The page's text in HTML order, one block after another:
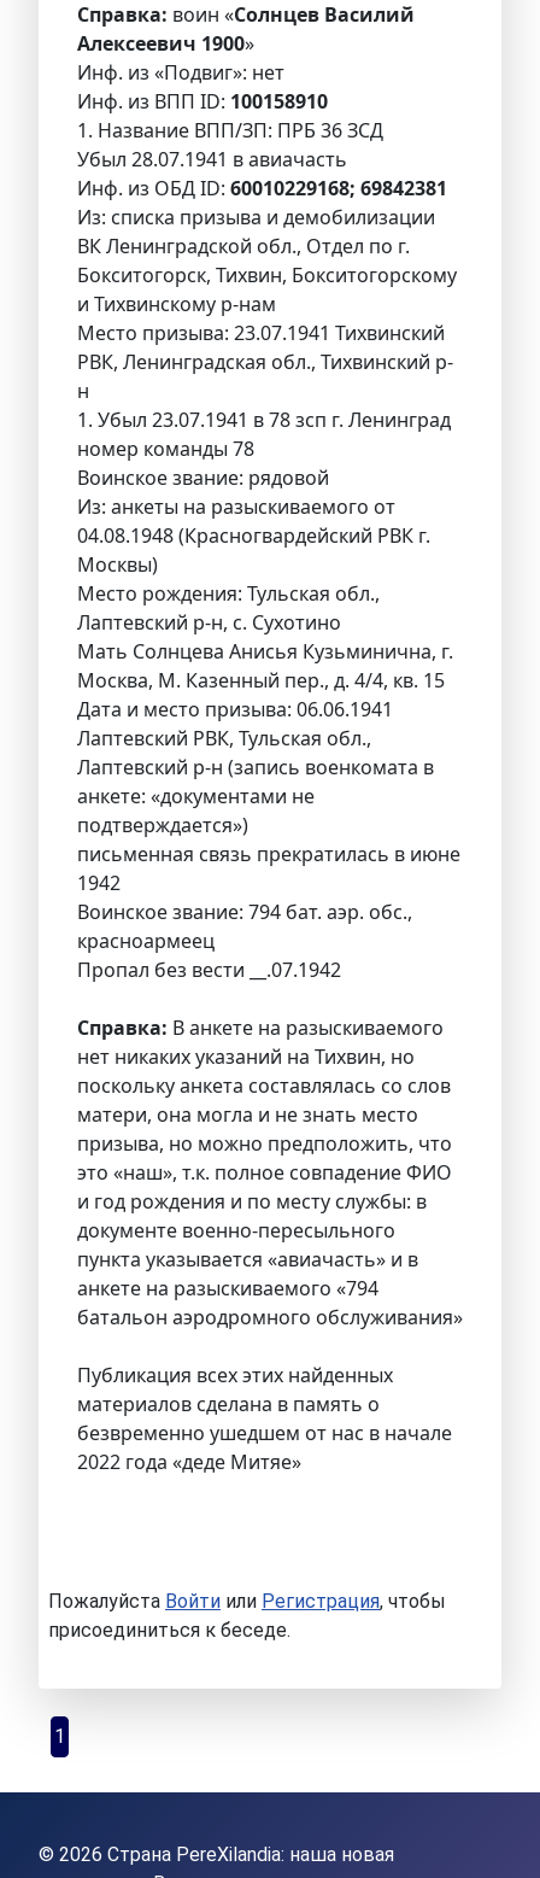
Справка: воин «Солнцев Василий
Алексеевич 1900»
Инф. из «Подвиг»: нет
Инф. из ВПП ID: 100158910
1. Название ВПП/ЗП: ПРБ 36 ЗСД
Убыл 28.07.1941 в авиачасть
Инф. из ОБД ID: 60010229168; 69842381
Из: списка призыва и демобилизации
ВК Ленинградской обл., Отдел по г.
Бокситогорск, Тихвин, Бокситогорскому
и Тихвинскому р-нам
Место призыва: 23.07.1941 Тихвинский
РВК, Ленинградская обл., Тихвинский р-
н
1. Убыл 23.07.1941 в 78 зсп г. Ленинград
номер команды 78
Воинское звание: рядовой
Из: анкеты на разыскиваемого от
04.08.1948 (Красногвардейский РВК г.
Москвы)
Место рождения: Тульская обл.,
Лаптевский р-н, с. Сухотино
Мать Солнцева Анисья Кузьминична, г.
Москва, М. Казенный пер., д. 4/4, кв. 15
Дата и место призыва: 06.06.1941
Лаптевский РВК, Тульская обл.,
Лаптевский р-н (запись военкомата в
анкете: «документами не
подтверждается»)
письменная связь прекратилась в июне
1942
Воинское звание: 794 бат. аэр. обс.,
красноармеец
Пропал без вести __.07.1942
Справка: В анкете на разыскиваемого
нет никаких указаний на Тихвин, но
поскольку анкета составлялась со слов
матери, она могла и не знать место
призыва, но можно предположить, что
это «наш», т.к. полное совпадение ФИО
и год рождения и по месту службы: в
документе военно-пересыльного
пункта указывается «авиачасть» и в
анкете на разыскиваемого «794
батальон аэродромного обслуживания»
Публикация всех этих найденных
материалов сделана в память о
безвременно ушедшем от нас в начале
2022 года «деде Митяе»
Пожалуйста Войти или Регистрация, чтобы
присоединиться к беседе.
1
© 2026 Страна PereXilandia: наша новая